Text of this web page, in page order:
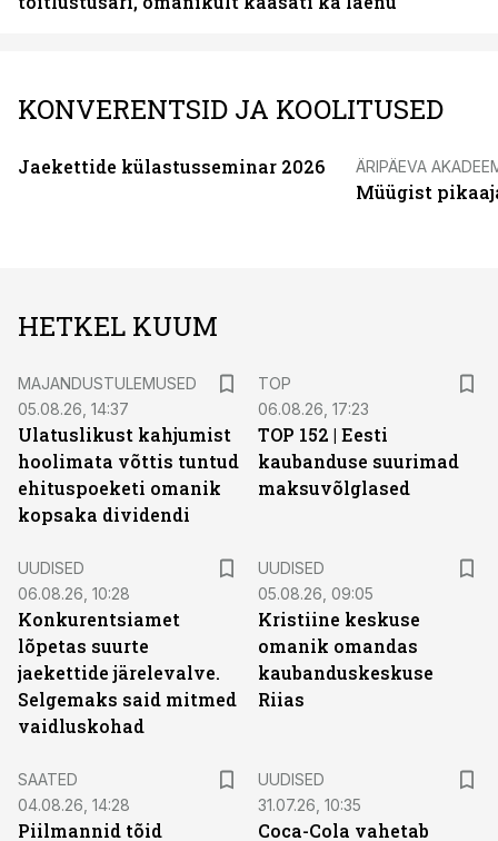
KONVERENTSID JA KOOLITUSED
Jaekettide külastusseminar 2026 ÄRIPÄEVA
Müügist
HETKEL KUUM
MAJANDUSTULEMUSED
05.08.26, 14:37
Ulatuslikust kahjumist
hoolimata võttis tuntud
ehituspoeketi omanik
kopsaka dividendi
TOP
06.08.26, 17:23
TOP 152 | Eesti
kaubanduse suurimad
maksuvõlglased
UUDISED
06.08.26, 10:28
Konkurentsiamet
lõpetas suurte
jaekettide järelevalve.
Selgemaks said mitmed
vaidluskohad
UUDISED
05.08.26, 09:05
Kristiine keskuse
omanik omandas
kaubanduskeskuse
Riias
SAATED
04.08.26, 14:28
Piilmannid tõid
UUDISED
31.07.26, 10:35
Coca-Cola vahetab